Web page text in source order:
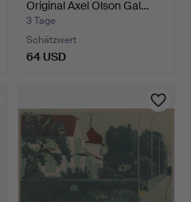
Original Axel Olson Gal…
3 Tage
Schätzwert
64 USD